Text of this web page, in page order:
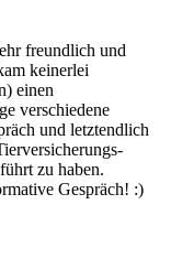
freundlich und
keinerlei
einen
verschiedene
und letztendlich
zu haben.
Gespräch! :)